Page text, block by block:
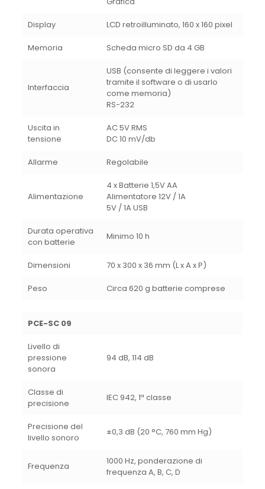
Display LCD retroilluminato, 160 x 160 pixel
Memoria Scheda micro SD da 4 GB
Interfaccia
USB (consente di leggere i valori
tramite il software o di usarlo
come memoria)
RS-232
Uscita in
tensione
AC 5V RMS
DC 10 mV/db
Allarme Regolabile
Alimentazione
4 x Batterie 1,5V AA
Alimentatore 12V / 1A
5V / 1A USB
Durata operativa
con batterie
Minimo 10 h
Dimensioni 70 x 300 x 36 mm (L x A x P)
Peso Circa 620 g batterie comprese
PCE-SC 09
Livello di
pressione
sonora
94 dB, 114 dB
Classe di
precisione
IEC 942, 1ª classe
Precisione del
livello sonoro
±0,3 dB (20 °C, 760 mm Hg)
Frequenza
1000 Hz, ponderazione di
frequenza A, B, C, D